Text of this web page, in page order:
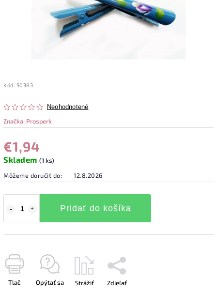
Kód: S0383
Neohodnotené
Značka: Prosperk
€1,94
Skladem (1 ks)
Môžeme doručiť do:
12.8.2026
Pridať do košíka
Tlač Opýtať sa Strážiť Zdieľať